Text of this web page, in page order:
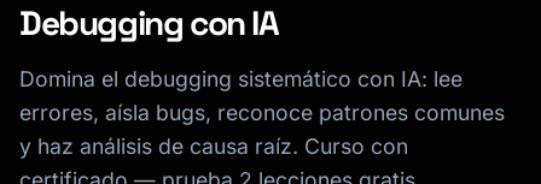
Debugging con IA
Domina el debugging sistemático con IA: lee
errores, aísla bugs, reconoce patrones comunes
y haz análisis de causa raíz. Curso con